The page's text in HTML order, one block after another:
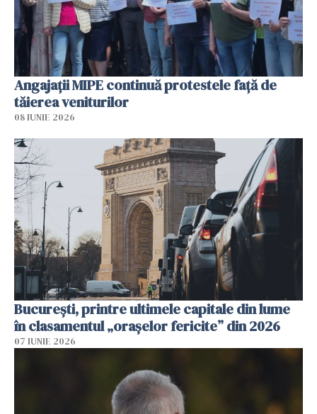
Angajaţii MIPE continuă protestele faţă de
tăierea veniturilor
08 IUNIE 2026
București, printre ultimele capitale din lume
în clasamentul „orașelor fericite” din 2026
07 IUNIE 2026